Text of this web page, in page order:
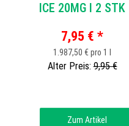
ICE 20MG I 2 STK
7,95 € *
1.987,50 € pro 1 l
Alter Preis:9,95 €
Zum Artikel